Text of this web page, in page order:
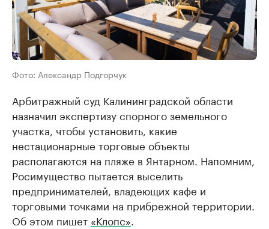
Фото: Александр Подгорчук
Арбитражный суд Калининградской области
назначил экспертизу спорного земельного
участка, чтобы установить, какие
нестационарные торговые объекты
располагаются на пляже в Янтарном. Напомним,
Росимущество пытается выселить
предпринимателей, владеющих кафе и
торговыми точками на прибрежной территории.
Об этом пишет «Клопс».